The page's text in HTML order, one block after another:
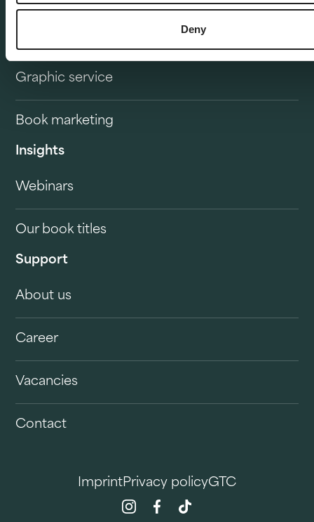
Deny
Graphic service
Book marketing
Insights
Webinars
Our book titles
Support
About us
Career
Vacancies
Contact
ImprintPrivacy policyGTC